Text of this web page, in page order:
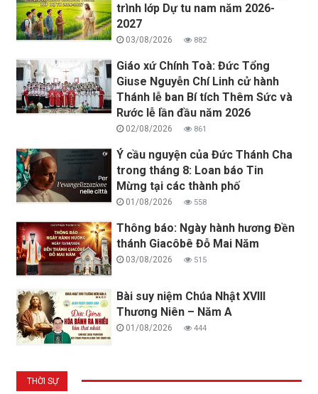
trình lớp Dự tu nam năm 2026-
2027
03/08/2026 882
Giáo xứ Chính Toà: Đức Tổng
Giuse Nguyễn Chí Linh cử hành
Thánh lễ ban Bí tích Thêm Sức và
Rước lễ lần đầu năm 2026
02/08/2026 861
Ý cầu nguyện của Đức Thánh Cha
trong tháng 8: Loan báo Tin
Mừng tại các thành phố
01/08/2026 558
Thông báo: Ngày hành hương Đền
thánh Giacôbê Đỗ Mai Năm
03/08/2026 515
Bài suy niệm Chúa Nhật XVIII
Thương Niên – Năm A
01/08/2026 444
THỜI SỰ